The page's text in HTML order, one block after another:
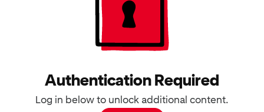
Authentication Required
Log in below to unlock additional content.